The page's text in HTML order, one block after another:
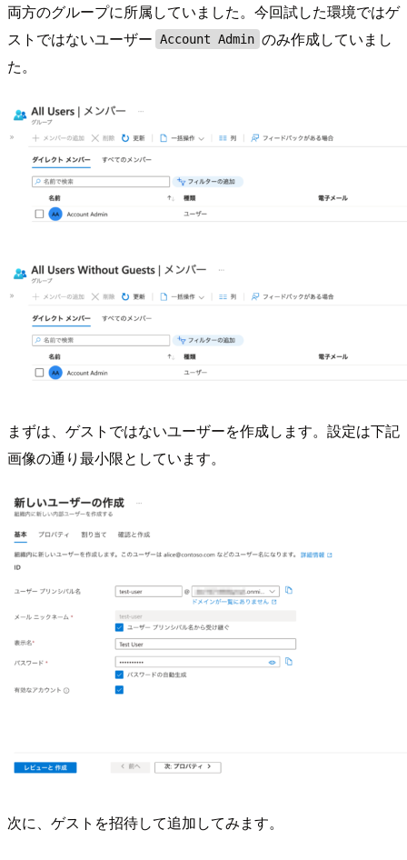
両方のグループに所属していました。今回試した環境ではゲ
ストではないユーザー Account Admin のみ作成していまし
た。
まずは、ゲストではないユーザーを作成します。設定は下記
画像の通り最小限としています。
次に、ゲストを招待して追加してみます。